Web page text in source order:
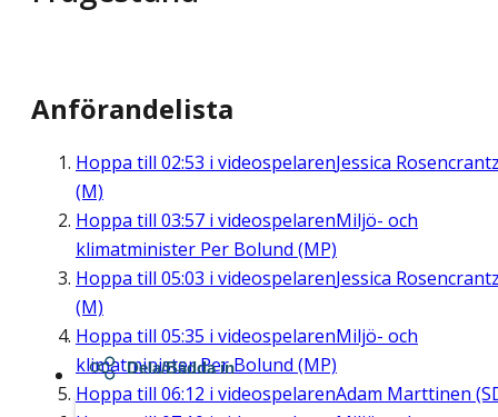
Anförandelista
Hoppa till 02:53 i videospelarenJessica
(M)
Hoppa till 03:57 i videospelarenMiljö- och
klimatminister Per Bolund (MP)
Hoppa till 05:03 i videospelarenJessica
(M)
Hoppa till 05:35 i videospelarenMiljö- och
klimatminister Per Bolund (MP)
Hoppa till 06:12 i videospelarenAdam Marttinen
Dela/Bädda in